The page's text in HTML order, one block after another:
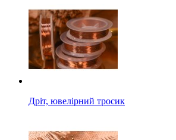
Дріт, ювелірний тросик